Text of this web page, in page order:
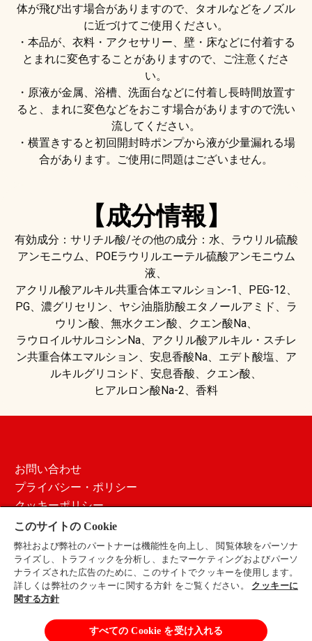
体が飛び出す場合がありますので、タオルなどをノズル
に近づけてご使用ください。
・本品が、衣料・アクセサリー、壁・床などに付着する
とまれに変色することがありますので、ご注意くださ
い。
・原液が金属、浴槽、洗面台などに付着し長時間放置す
ると、まれに変色などをおこす場合がありますので洗い
流してください。
・横置きすると初回開封時ポンプから液が少量漏れる場
合があります。ご使用に問題はございません。
【成分情報】
有効成分：サリチル酸/その他の成分：水、ラウリル硫酸
アンモニウム、POEラウリルエーテル硫酸アンモニウム
液、
アクリル酸アルキル共重合体エマルション-1、PEG-12、
PG、濃グリセリン、ヤシ油脂肪酸エタノールアミド、ラ
ウリン酸、無水クエン酸、クエン酸Na、
ラウロイルサルコシンNa、アクリル酸アルキル・スチレ
ン共重合体エマルション、安息香酸Na、エデト酸塩、ア
ルキルグリコシド、安息香酸、クエン酸、
ヒアルロン酸Na-2、香料
お問い合わせ
プライバシー・ポリシー
クッキーポリシー
ご利用条件
サイトマップ
採用情報
会社概要
このサイトの Cookie
弊社および弊社のパートナーは機能性を向上し、 閲覧体験をパーソナ
ライズし、トラフィックを分析し、またマーケティングおよびパーソ
ナライズされた広告のために、このサイトでクッキーを使用します。
詳しくは弊社のクッキーに関する方針 をご覧ください。 クッキーに
関する方針
すべての Cookie を受け入れる